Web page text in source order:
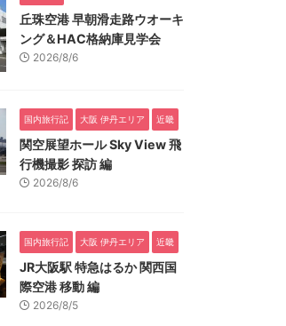
丘珠空港 早朝滑走路ウオーキ
ング＆HAC格納庫見学会
2026/8/6
国内旅行記 大阪 伊丹エリア 近畿
関空展望ホール Sky View 飛
行機撮影 探訪 編
2026/8/6
国内旅行記 大阪 伊丹エリア 近畿
JR大阪駅 特急はるか 関西国
際空港 移動 編
2026/8/5